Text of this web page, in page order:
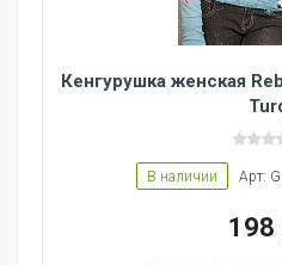
Кенгурушка женская
В наличии Арт:
198